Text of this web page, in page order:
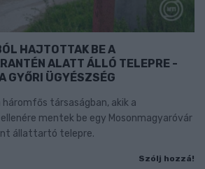
HAJTOTTAK BE A
ALATT ÁLLÓ TELEPRE -
GYŐRI ÜGYÉSZSÉG
társaságban, akik a
mentek be egy Mosonmagyaróvár
állattartó telepre.
Szólj hozzá!